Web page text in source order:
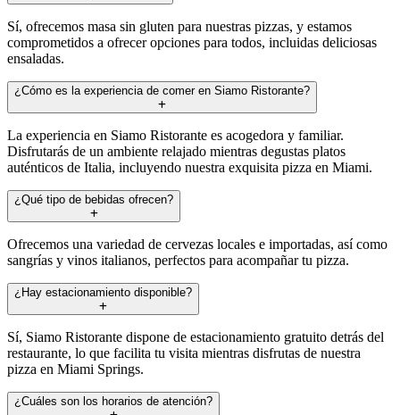
Sí, ofrecemos masa sin gluten para nuestras pizzas, y estamos
comprometidos a ofrecer opciones para todos, incluidas deliciosas
ensaladas.
¿Cómo es la experiencia de comer en Siamo Ristorante?
La experiencia en Siamo Ristorante es acogedora y familiar.
Disfrutarás de un ambiente relajado mientras degustas platos
auténticos de Italia, incluyendo nuestra exquisita pizza en Miami.
¿Qué tipo de bebidas ofrecen?
Ofrecemos una variedad de cervezas locales e importadas, así como
sangrías y vinos italianos, perfectos para acompañar tu pizza.
¿Hay estacionamiento disponible?
Sí, Siamo Ristorante dispone de estacionamiento gratuito detrás del
restaurante, lo que facilita tu visita mientras disfrutas de nuestra
pizza en Miami Springs.
¿Cuáles son los horarios de atención?